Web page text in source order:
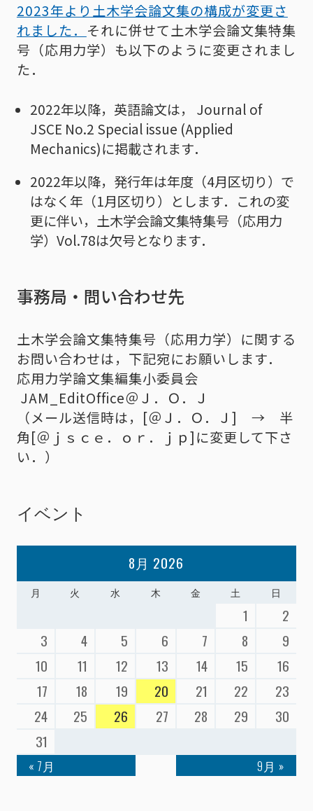
2023年より土木学会論文集の構成が変更さ
れました． それに併せて土木学会論文集特集
号（応用力学）も以下のように変更されまし
た．
2022年以降，英語論文は， Journal of
JSCE No.2 Special issue (Applied
Mechanics)に掲載されます．
2022年以降，発行年は年度（4月区切り）で
はなく年（1月区切り）とします．これの変
更に伴い，土木学会論文集特集号（応用力
学）Vol.78は欠号となります．
事務局・問い合わせ先
土木学会論文集特集号（応用力学）に関する
お問い合わせは，下記宛にお願いします．
応用力学論文集編集小委員会
JAM_EditOffice＠Ｊ．Ｏ．Ｊ
（メール送信時は，[＠Ｊ．Ｏ．Ｊ] → 半
角[＠ｊｓｃｅ．ｏｒ．ｊｐ]に変更して下さ
い．）
イベント
8月 2026
月 火 水 木 金 土 日
1
2
3
4 5 6 7 8
9
10
11 12 13 14 15
16
17
18 19 20 21 22
23
24
25 26 27 28 29
30
31
« 7月 9月 »